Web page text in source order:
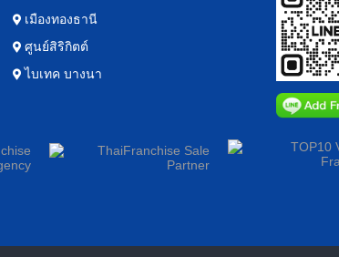
เมืองทองธานี
ศูนย์สิริกิตต์
ไบเทค บางนา